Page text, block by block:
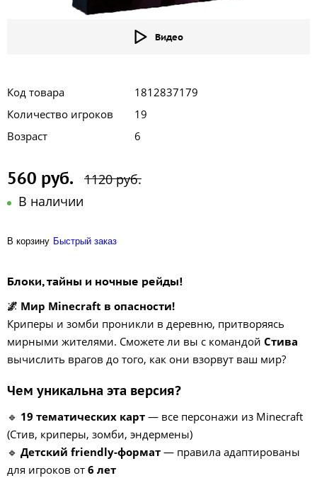
Видео
Код товара
1812837179
Количество игроков
19
Возраст
6
560 руб.
1120 руб.
В наличии
В корзину Быстрый заказ
Блоки, тайны и ночные рейды!
🌌 Мир Minecraft в опасности!
Криперы и зомби проникли в деревню, притворяясь
мирными жителями. Сможете ли вы с командой Стива
вычислить врагов до того, как они взорвут ваш мир?
Чем уникальна эта версия?
🔹 19 тематических карт — все персонажи из Minecraft
(Стив, криперы, зомби, эндермены)
🔹 Детский friendly-формат — правила адаптированы
для игроков от 6 лет